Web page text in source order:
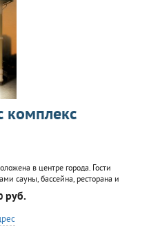
комплекс
в центре города. Гости
сауны, бассейна, ресторана и
номера разного класса, на
Бесплатная встреча
руб.